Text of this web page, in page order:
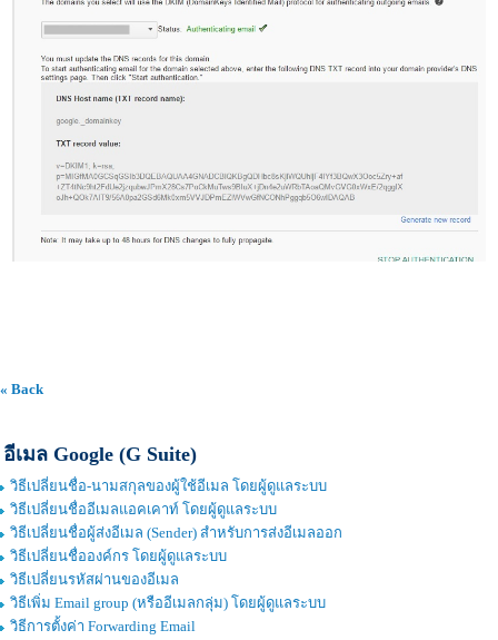
« Back
อีเมล Google (G Suite)
วิธีเปลี่ยนชื่อ-นามสกุลของผู้ใช้อีเมล โดยผู้ดูแลระบบ
วิธีเปลี่ยนชื่ออีเมลแอคเคาท์ โดยผู้ดูแลระบบ
วิธีเปลี่ยนชื่อผู้ส่งอีเมล (Sender) สำหรับการส่งอีเมลออก
วิธีเปลี่ยนชื่อองค์กร โดยผู้ดูแลระบบ
วิธีเปลี่ยนรหัสผ่านของอีเมล
วิธีเพิ่ม Email group (หรืออีเมลกลุ่ม) โดยผู้ดูแลระบบ
วิธีการตั้งค่า Forwarding Email